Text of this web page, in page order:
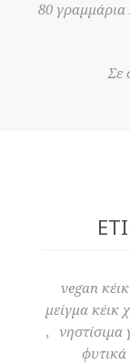
80
Σε
vegan κέικ
μείγμα κέικ
,
νηστίσιμα